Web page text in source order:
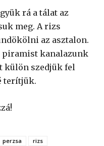
rá a tálat az
meg. A rizs
az asztalon.
piramist kanalazunk
külön szedjük fel
terítjük.
perzsa rizs